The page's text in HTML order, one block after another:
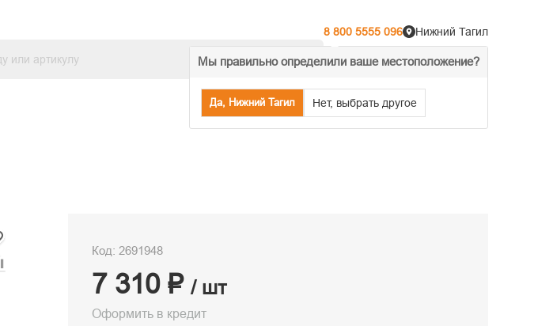
8 800 5555 096
Мы правильно определили ваше местоположение?
Да, Нижний Тагил Нет, выбрать другое
Нижний Тагил
% Акции Распродажа
Код: 2691948
7 310 ₽ / шт
Оформить в кредит